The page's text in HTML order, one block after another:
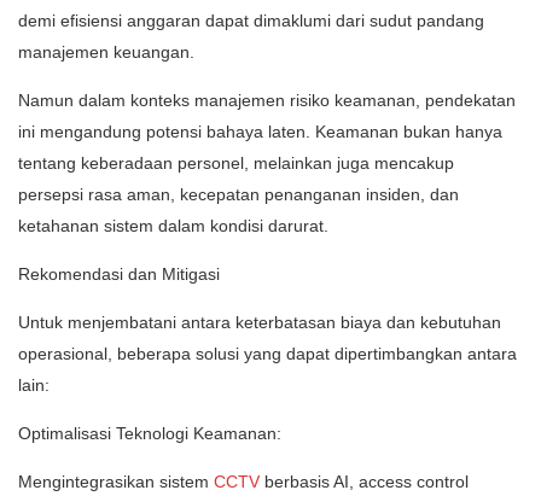
demi efisiensi anggaran dapat dimaklumi dari sudut pandang
manajemen keuangan.
Namun dalam konteks manajemen risiko keamanan, pendekatan
ini mengandung potensi bahaya laten. Keamanan bukan hanya
tentang keberadaan personel, melainkan juga mencakup
persepsi rasa aman, kecepatan penanganan insiden, dan
ketahanan sistem dalam kondisi darurat.
Rekomendasi dan Mitigasi
Untuk menjembatani antara keterbatasan biaya dan kebutuhan
operasional, beberapa solusi yang dapat dipertimbangkan antara
lain:
Optimalisasi Teknologi Keamanan:
Mengintegrasikan sistem CCTV berbasis AI, access control